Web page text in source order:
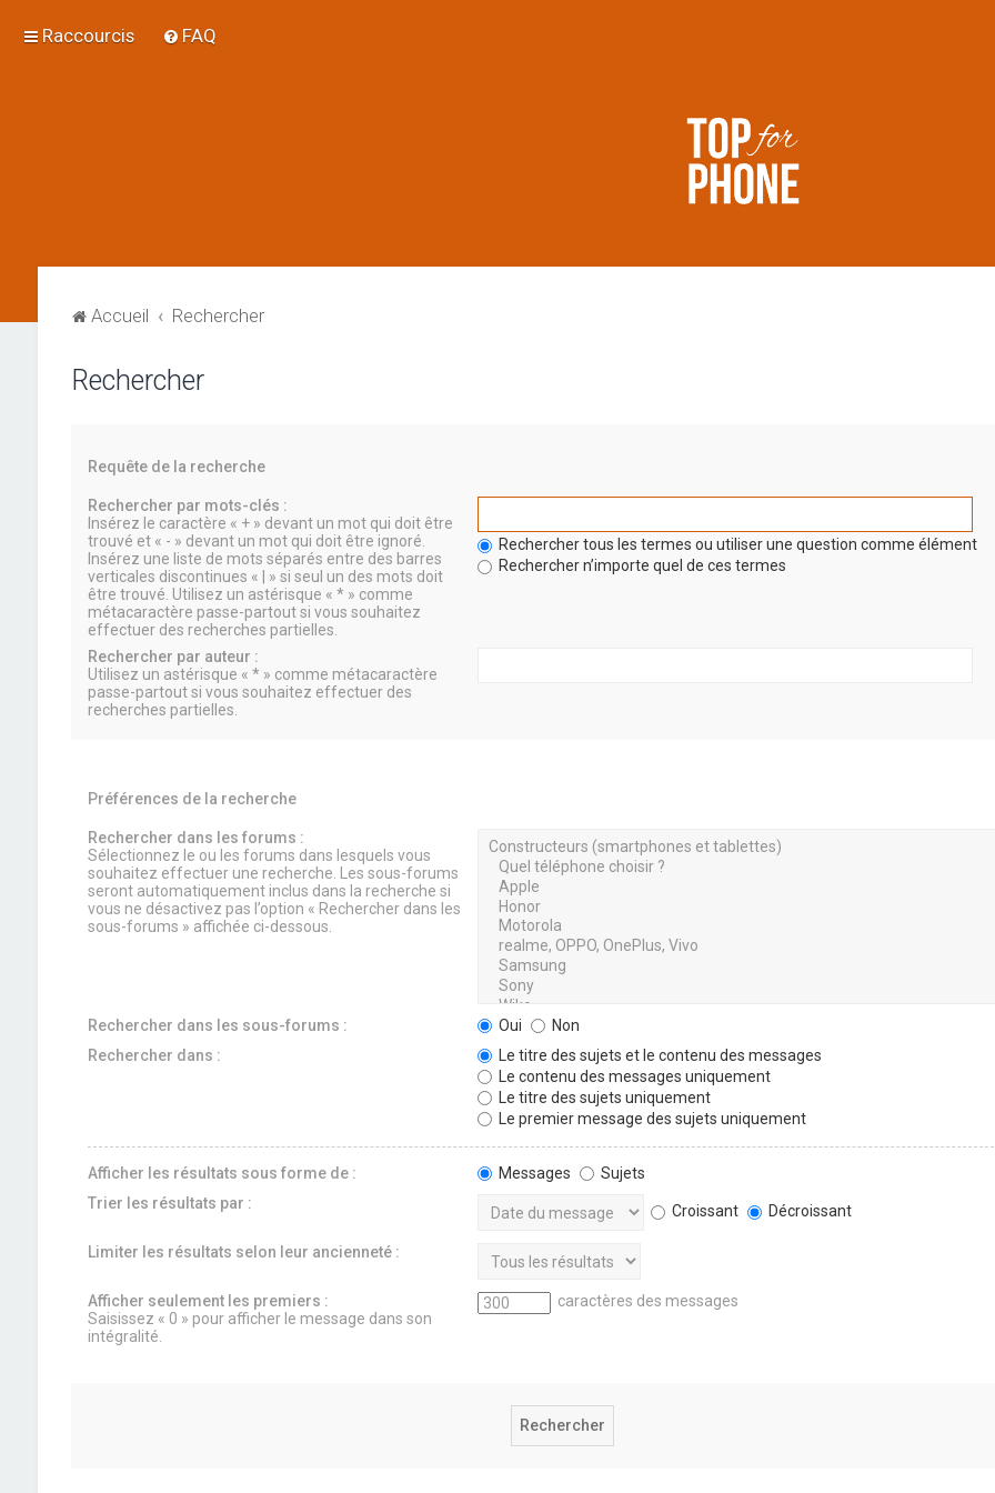
Raccourcis FAQ
Accueil Rechercher
Rechercher
Requête de la recherche
Rechercher par mots-clés :
Insérez le caractère « + » devant un mot qui doit être
trouvé et « - » devant un mot qui doit être ignoré.
Insérez une liste de mots séparés entre des barres
verticales discontinues « | » si seul un des mots doit
être trouvé. Utilisez un astérisque « * » comme
métacaractère passe-partout si vous souhaitez
effectuer des recherches partielles.
Rechercher tous les termes ou utiliser une question comme élément
Rechercher n’importe quel de ces termes
Rechercher par auteur :
Utilisez un astérisque « * » comme métacaractère
passe-partout si vous souhaitez effectuer des
recherches partielles.
Préférences de la recherche
Rechercher dans les forums :
Sélectionnez le ou les forums dans lesquels vous
souhaitez effectuer une recherche. Les sous-forums
seront automatiquement inclus dans la recherche si
vous ne désactivez pas l’option « Rechercher dans les
sous-forums » affichée ci-dessous.
Rechercher dans les sous-forums : Oui
Non
Rechercher dans :
Le titre des sujets et le contenu des messages
Le contenu des messages uniquement
Le titre des sujets uniquement
Le premier message des sujets uniquement
Afficher les résultats sous forme de : Messages
Sujets
Trier les résultats par :
Croissant Décroissant
Limiter les résultats selon leur ancienneté :
Afficher seulement les premiers :
Saisissez « 0 » pour afficher le message dans son
intégralité.
caractères des messages